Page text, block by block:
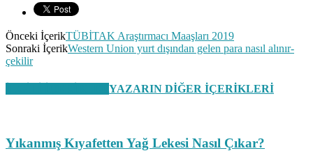
Önceki İçerikTÜBİTAK Araştırmacı Maaşları 2019
Sonraki İçerikWestern Union yurt dışından gelen para nasıl alınır-
çekilir
YAZARIN DİĞER İÇERİKLERİ
Yıkanmış Kıyafetten Yağ Lekesi Nasıl Çıkar?